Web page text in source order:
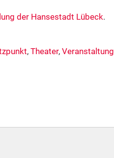
der Hansestadt Lübeck.
, Theater, Veranstaltung